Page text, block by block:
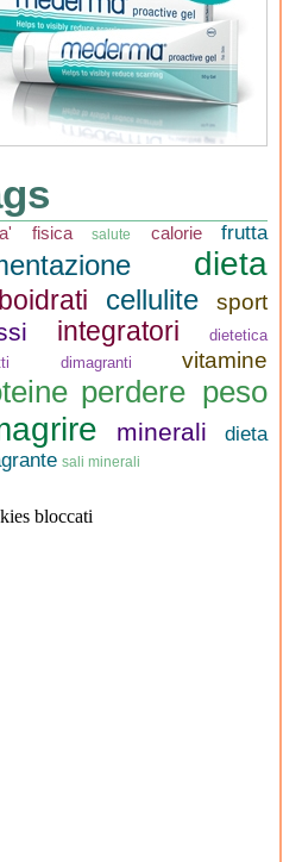
fisica salute calorie frutta
dieta
cellulite sport
integratori
dietetica
dimagranti
vitamine
perdere peso
minerali
dieta
sali minerali